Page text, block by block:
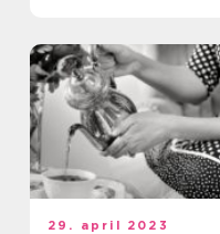
29. april 2023